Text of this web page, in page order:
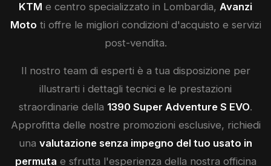
KTM e centro specializzato in Lombardia, Avanzi
Moto ti offre le migliori condizioni d'acquisto e servizi
post-vendita.
Il nostro team di esperti è a tua disposizione per
illustrarti i dettagli tecnici e le prestazioni
straordinarie della 1390 Super Adventure S EVO.
Approfitta delle nostre promozioni esclusive, richiedi
una valutazione senza impegno del tuo usato in
permuta e sfrutta l'esperienza della nostra officina